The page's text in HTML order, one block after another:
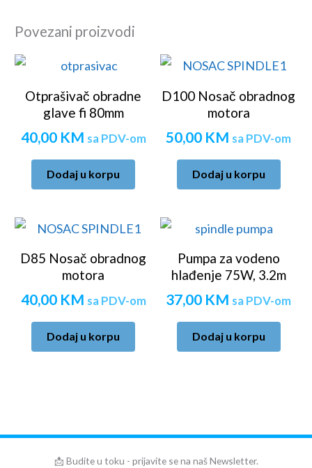
Povezani proizvodi
Otprašivač obradne
glave fi 80mm
40,00 KM sa PDV-om
Dodaj u korpu
D100 Nosač obradnog
motora
50,00 KM sa PDV-om
Dodaj u korpu
D85 Nosač obradnog
motora
40,00 KM sa PDV-om
Dodaj u korpu
Pumpa za vodeno
hlađenje 75W, 3.2m
37,00 KM sa PDV-om
Dodaj u korpu
📩 Budite u toku - prijavite se na naš Newsletter.